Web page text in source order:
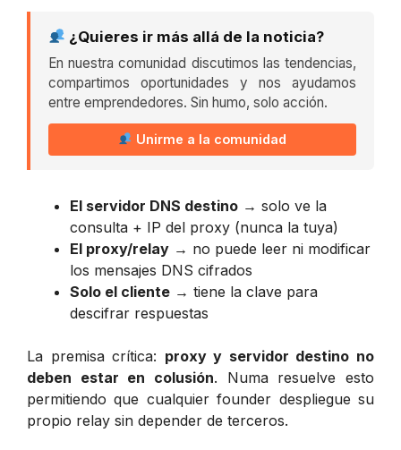
¿Quieres ir más allá de la noticia?
En nuestra comunidad discutimos las tendencias,
compartimos oportunidades y nos ayudamos
entre emprendedores. Sin humo, solo acción.
Unirme a la comunidad
El servidor DNS destino → solo ve la
consulta + IP del proxy (nunca la tuya)
El proxy/relay → no puede leer ni modificar
los mensajes DNS cifrados
Solo el cliente → tiene la clave para
descifrar respuestas
La premisa crítica: proxy y servidor destino no
deben estar en colusión. Numa resuelve esto
permitiendo que cualquier founder despliegue su
propio relay sin depender de terceros.